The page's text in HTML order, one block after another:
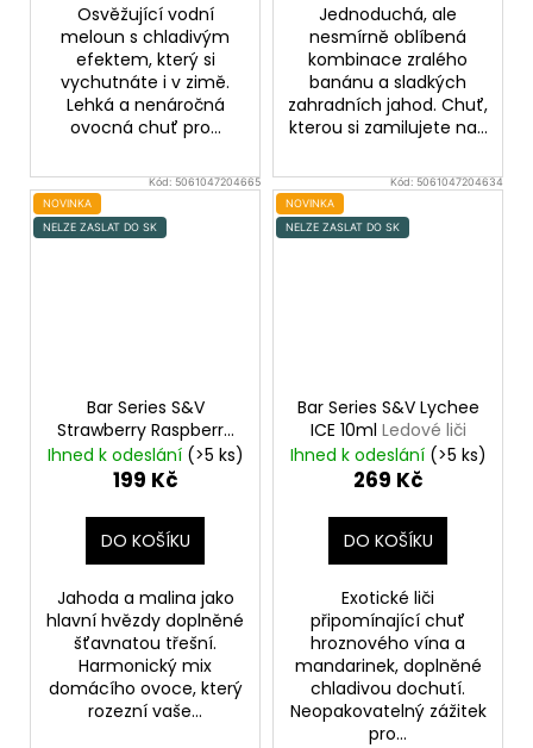
Osvěžující vodní
meloun s chladivým
efektem, který si
vychutnáte i v zimě.
Lehká a nenáročná
ovocná chuť pro...
Jednoduchá, ale
nesmírně oblíbená
kombinace zralého
banánu a sladkých
zahradních jahod. Chuť,
kterou si zamilujete na...
Kód:5061047204665
NOVINKA
NELZE ZASLAT DO SK
Bar Series S&V
Strawberry Raspberry
Cherry 10mlJahoda,
malina a třešeň
Ihned k odeslání (>5 ks)
199 Kč
DO KOŠÍKU
Jahoda a malina jako
hlavní hvězdy doplněné
šťavnatou třešní.
Harmonický mix
domácího ovoce, který
rozezní vaše...
Kód:5061047204634
NOVINKA
NELZE ZASLAT DO SK
Bar Series S&V Lychee
ICE 10ml Ledové liči
Ihned k odeslání (>5 ks)
269 Kč
DO KOŠÍKU
Exotické liči
připomínající chuť
hroznového vína a
mandarinek, doplněné
chladivou dochutí.
Neopakovatelný zážitek
pro...